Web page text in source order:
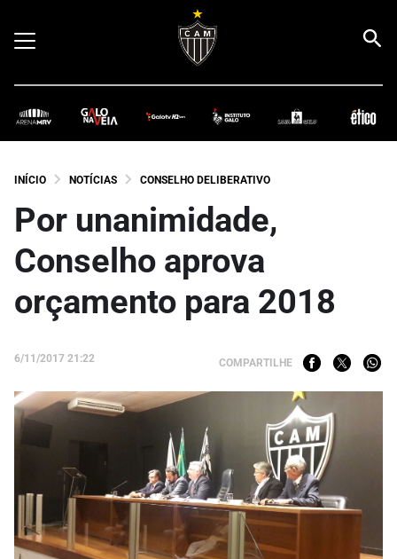
INÍCIO NOTÍCIAS CONSELHO DELIBERATIVO
Por unanimidade,
Conselho aprova
orçamento para 2018
6/11/2017 21:22 COMPARTILHE